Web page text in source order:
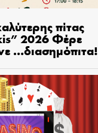
πίτας
2026 Φέρε
…διασημόπιτα!